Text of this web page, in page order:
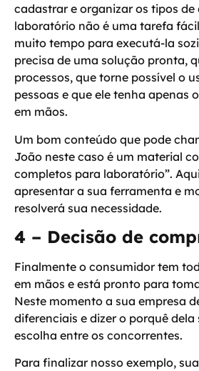
cadastrar e organizar os tipos de
laboratório não é uma tarefa
muito tempo para executá-la
precisa de uma solução pronta,
processos, que torne possível o
pessoas e que ele tenha apenas
em mãos.
Um bom conteúdo que pode
João neste caso é um material
completos para laboratório”.
apresentar a sua ferramenta e
resolverá sua necessidade.
4 – Decisão de
Finalmente o consumidor tem
em mãos e está pronto para
Neste momento a sua empresa
diferenciais e dizer o porquê dela
escolha entre os concorrentes.
Para finalizar nosso exemplo,